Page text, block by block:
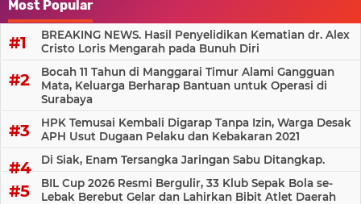
Most Popular
BREAKING NEWS. Hasil Penyelidikan Kematian dr. Alex
Cristo Loris Mengarah pada Bunuh Diri
Bocah 11 Tahun di Manggarai Timur Alami Gangguan
Mata, Keluarga Berharap Bantuan untuk Operasi di
Surabaya
HPK Temusai Kembali Digarap Tanpa Izin, Warga Desak
APH Usut Dugaan Pelaku dan Kebakaran 2021
Di Siak, Enam Tersangka Jaringan Sabu Ditangkap.
BIL Cup 2026 Resmi Bergulir, 33 Klub Sepak Bola se-
Lebak Berebut Gelar dan Lahirkan Bibit Atlet Daerah